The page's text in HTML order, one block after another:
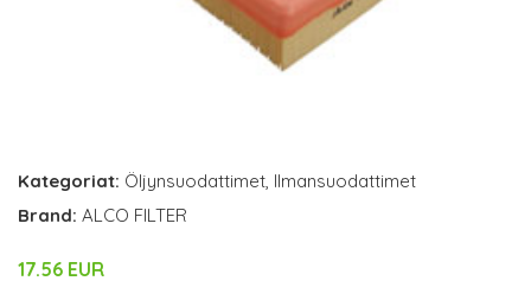
Kategoriat: Öljynsuodattimet, Ilmansuodattimet
Brand: ALCO FILTER
17.56 EUR